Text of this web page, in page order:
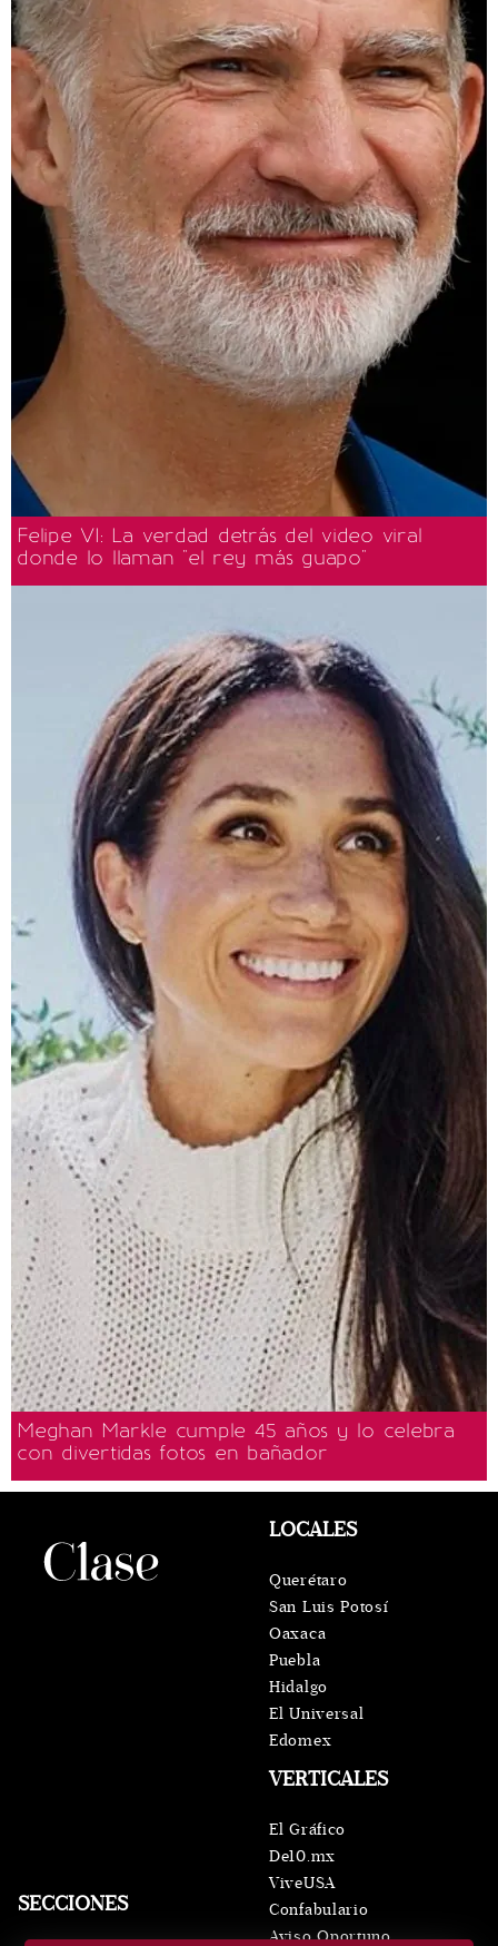
Felipe VI: La verdad detrás del video viral
donde lo llaman "el rey más guapo"
Meghan Markle cumple 45 años y lo celebra
con divertidas fotos en bañador
SECCIONES
VERTICALES
El Gráfico
De10.mx
ViveUSA
Confabulario
Aviso Oportuno
LOCALES
Querétaro
San Luis Potosí
Oaxaca
Puebla
Hidalgo
El Universal
Edomex